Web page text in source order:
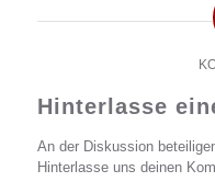
Hinterlasse
An der Diskussion
Hinterlasse uns deinen